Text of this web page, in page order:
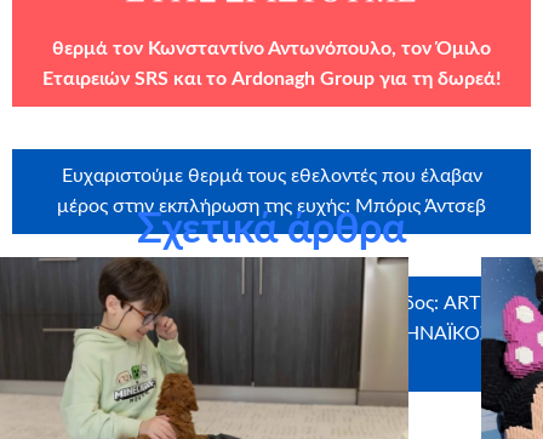
θερμά τον Κωνσταντίνο Αντωνόπουλο, τονΌμιλο
Εταιρειών SRSκαι το Ardonagh Groupγια τη δωρεά!
Ευχαριστούμε θερμά τους εθελοντές που έλαβαν
μέρος στην εκπλήρωση της ευχής: Μπόρις Άντσεβ
Ευχαριστούμε θερμά τους χορηγούς σε είδος: ARTIX
PRODUCTIONS, ADMIRAL, ΠΑΕ ΠΑΝΑΘΗΝΑΪΚΟΣ,
Σχετικά άρθρα